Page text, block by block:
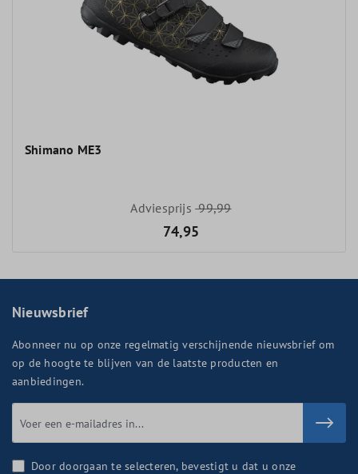
Shimano ME3
Adviesprijs99,99
74,95
Nieuwsbrief
Abonneer nu op onze regelmatig verschijnende nieuwsbrief om
op de hoogte te blijven van de laatste producten en
aanbiedingen.
Door doorgaan te selecteren, bevestigt u dat u onze